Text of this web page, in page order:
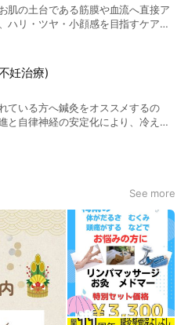
肌の土台である筋膜や血流へ直接ア
ハリ・ツヤ・小顔感を目指すケアで
痛みは最小限。 初めての方には丁
リング付き。 翌日の化粧ノリの違い
度ご体感ください。 衛生管理を徹底
鍼を使用。 リラックスして受けられ
ダル前や写真撮影の前にもおすす
妊治療)
ている方へ鍼灸をオススメするの
と自律神経の安定化により、冷えや
で痛みは最小限、衛生管理も徹底。
などもあわせてケア。 まずは週1
月継続し、からだの土台づくり
いつでもご相談ください。無理のない
すい計画を一緒に。 ご予約はお名
・子宝鍼灸とメッセージください
See more